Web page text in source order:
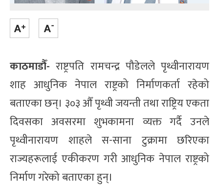
काठमाडौँ- राष्ट्रपति रामचन्द्र पौडेलले पृथ्वीनारायण
शाह आधुनिक नेपाल राष्ट्रको निर्माणकर्ता रहेको
बताएका छन्। ३०३ औँ पृथ्वी जयन्ती तथा राष्ट्रिय एकता
दिवसका अवसरमा शुभकामना व्यक्त गर्दै उनले
पृथ्वीनारायण शाहले स-साना टुक्रामा छरिएका
राज्यहरूलाई एकीकरण गरी आधुनिक नेपाल राष्ट्रको
निर्माण गरेको बताएका हुन्।